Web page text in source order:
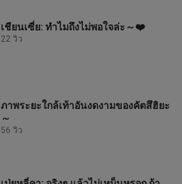
เชียนเซี่ย: ทำไมถึงไม่พอใจล่ะ～❤️
22 วิว
ภาพระยะใกล้เท้าอันงดงามของคัตสึฮิยะ
～
56 วิว